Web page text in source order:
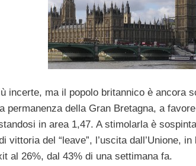
incerte, ma il popolo britannico è ancora
permanenza della Gran Bretagna, a
in area 1,47. A stimolarla è
vittoria del “leave”, l’uscita dall’Unione,
al 26%, dal 43% di una settimana fa.